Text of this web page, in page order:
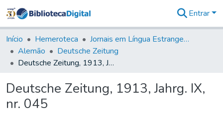
&
Coleções
Tudo na
Biblioteca
Estatísticas
Entrar
Início Hemeroteca
Jornais em Língua Estrangeira
Alemão
Deutsche Zeitung
Deutsche Zeitung, 1913, Jahrg. IX, nr. 045
Deutsche Zeitung, 1913, Jahrg. IX,
nr. 045